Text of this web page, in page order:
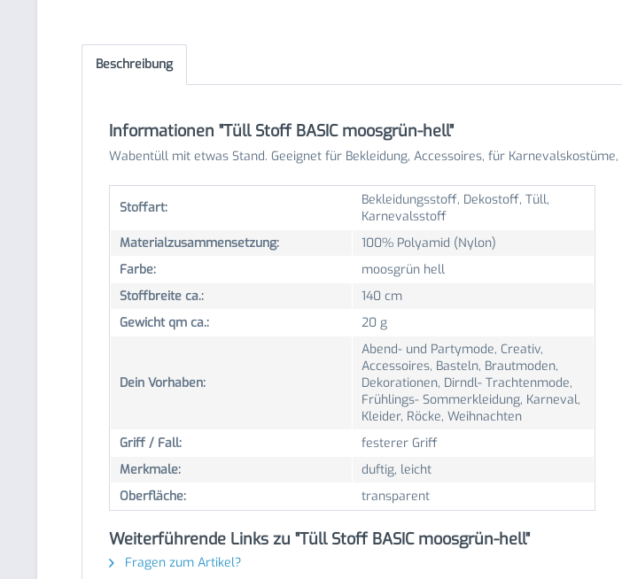
Beschreibung
Informationen "Tüll Stoff BASIC moosgrün-hell"
Wabentüll mit etwas Stand. Geeignet für Bekleidung, Accessoires, für
Stoffart:
Bekleidungsstoff, Dekostoff, Tüll,
Karnevalsstoff
Materialzusammensetzung:
100% Polyamid (Nylon)
Farbe:
moosgrün hell
Stoffbreite ca.:
140 cm
Gewicht qm ca.:
20 g
Dein Vorhaben:
Abend- und Partymode, Creativ,
Accessoires, Basteln, Brautmoden,
Dekorationen, Dirndl- Trachtenmode,
Frühlings- Sommerkleidung, Karneval,
Kleider, Röcke, Weihnachten
Griff / Fall:
festerer Griff
Merkmale:
duftig, leicht
Oberfläche:
transparent
Weiterführende Links zu "Tüll Stoff BASIC moosgrün-hell"
Fragen zum Artikel?